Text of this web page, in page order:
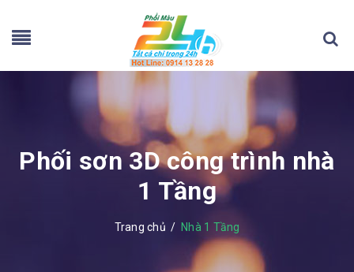
Phối sơn 3D công trình nhà
1 Tầng
Trang chủ / Nhà 1 Tầng